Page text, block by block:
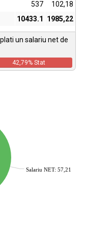
537
102,18
10433.1 1985,22
un salariu net de
42,79% Stat
Salariu NET: 57,21%